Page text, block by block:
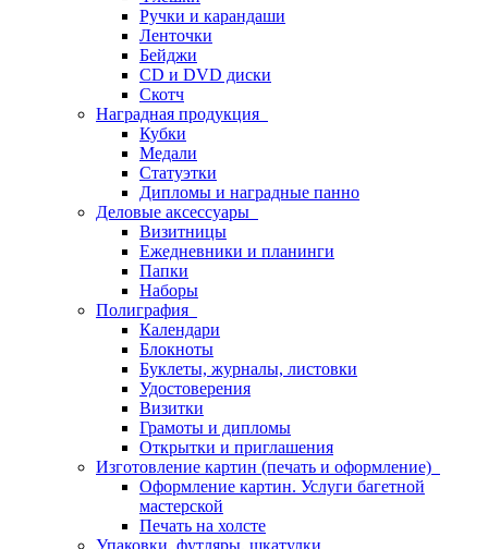
Ручки и карандаши
Ленточки
Бейджи
CD и DVD диски
Скотч
Наградная продукция
Кубки
Медали
Статуэтки
Дипломы и наградные панно
Деловые аксессуары
Визитницы
Ежедневники и планинги
Папки
Наборы
Полиграфия
Календари
Блокноты
Буклеты, журналы, листовки
Удостоверения
Визитки
Грамоты и дипломы
Открытки и приглашения
Изготовление картин (печать и оформление)
Оформление картин. Услуги багетной
мастерской
Печать на холсте
Упаковки, футляры, шкатулки